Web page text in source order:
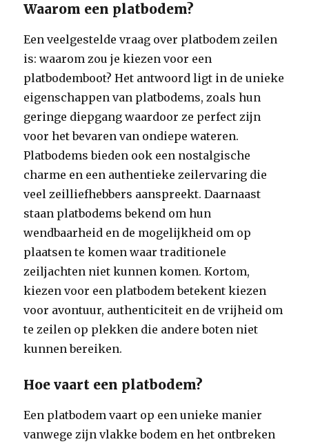
Waarom een platbodem?
Een veelgestelde vraag over platbodem zeilen
is: waarom zou je kiezen voor een
platbodemboot? Het antwoord ligt in de unieke
eigenschappen van platbodems, zoals hun
geringe diepgang waardoor ze perfect zijn
voor het bevaren van ondiepe wateren.
Platbodems bieden ook een nostalgische
charme en een authentieke zeilervaring die
veel zeilliefhebbers aanspreekt. Daarnaast
staan platbodems bekend om hun
wendbaarheid en de mogelijkheid om op
plaatsen te komen waar traditionele
zeiljachten niet kunnen komen. Kortom,
kiezen voor een platbodem betekent kiezen
voor avontuur, authenticiteit en de vrijheid om
te zeilen op plekken die andere boten niet
kunnen bereiken.
Hoe vaart een platbodem?
Een platbodem vaart op een unieke manier
vanwege zijn vlakke bodem en het ontbreken